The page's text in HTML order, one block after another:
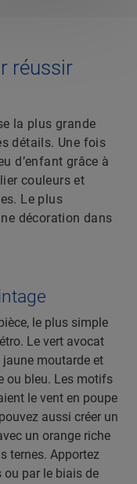
réussir
la plus grande
détails. Une fois
d’enfant grâce à
couleurs et
Le plus
décoration dans
le plus simple
Le vert avocat
moutarde et
ou bleu. Les motifs
le vent en poupe
aussi créer un
un orange riche
ternes. Apportez
ou par le biais de